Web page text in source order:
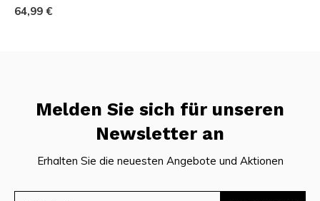
64,99 €
Melden Sie sich für unseren
Newsletter an
Erhalten Sie die neuesten Angebote und Aktionen